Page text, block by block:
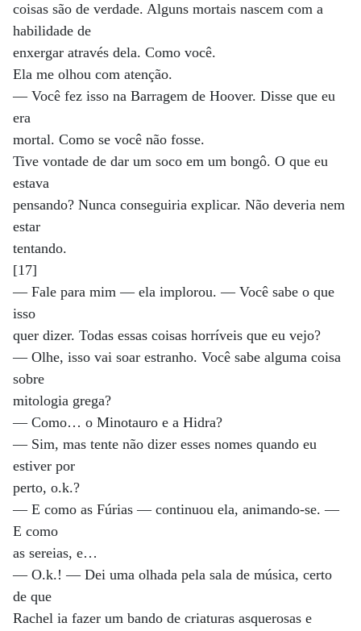
coisas são de verdade. Alguns mortais nascem com a
habilidade de
enxergar através dela. Como você.
Ela me olhou com atenção.
— Você fez isso na Barragem de Hoover. Disse que eu
era
mortal. Como se você não fosse.
Tive vontade de dar um soco em um bongô. O que eu
estava
pensando? Nunca conseguiria explicar. Não deveria nem
estar
tentando.
[17]
— Fale para mim — ela implorou. — Você sabe o que
isso
quer dizer. Todas essas coisas horríveis que eu vejo?
— Olhe, isso vai soar estranho. Você sabe alguma coisa
sobre
mitologia grega?
— Como… o Minotauro e a Hidra?
— Sim, mas tente não dizer esses nomes quando eu
estiver por
perto, o.k.?
— E como as Fúrias — continuou ela, animando-se. —
E como
as sereias, e…
— O.k.! — Dei uma olhada pela sala de música, certo
de que
Rachel ia fazer um bando de criaturas asquerosas e